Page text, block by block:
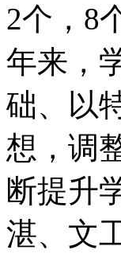
2个，8
年来，
础、以
想，调
断提升
湛、文